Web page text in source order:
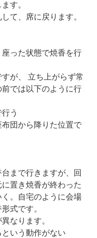
す。
て、席に戻ります。
った状態で焼香を行
が、 立ち上がらず常
では以下のように行
う
布団から降りた位置で
まで行きますが、回
置き焼香が終わった
。自宅のように会場
式です。
なります。
という動作がない